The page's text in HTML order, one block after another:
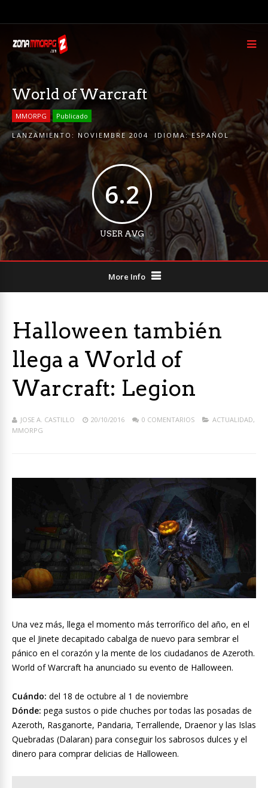
World of Warcraft
MMORPG Publicado
LANZAMIENTO: NOVIEMBRE 2004 IDIOMA:ESPAÑOL
6.2
USER AVG
More Info
Halloween también
llega a World of
Warcraft: Legion
JOSE A. CASTILLO 20/10/2016 0 COMENTARIOS ACTUALIDAD,
MMORPG
Una vez más, llega el momento más terrorífico del año, en el
que el Jinete decapitado cabalga de nuevo para sembrar el
pánico en el corazón y la mente de los ciudadanos de Azeroth.
World of Warcraft ha anunciado su evento de Halloween.
Cuándo: del 18 de octubre al 1 de noviembre
Dónde: pega sustos o pide chuches por todas las posadas de
Azeroth, Rasganorte, Pandaria, Terrallende, Draenor y las Islas
Quebradas (Dalaran) para conseguir los sabrosos dulces y el
dinero para comprar delicias de Halloween.